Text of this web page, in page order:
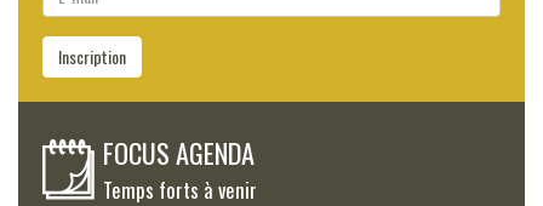
mail
Inscription
FOCUS AGENDA
Temps forts à venir